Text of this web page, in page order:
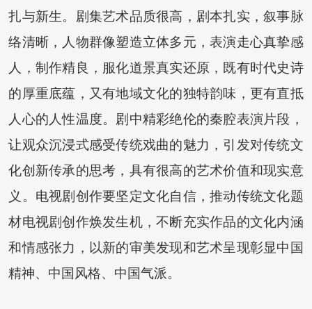
扎与新生。剧集艺术品质很高，剧本扎实，叙事脉
络清晰，人物群像塑造立体多元，表演走心真挚感
人，制作精良，服化道景真实还原，既有时代史诗
的厚重底蕴，又有地域文化的独特韵味，更有直抵
人心的人性温度。剧中精彩绝伦的秦腔表演片段，
让观众沉浸式感受传统戏曲的魅力，引发对传统文
化创新传承的思考，具有很高的艺术价值和现实意
义。电视剧创作要坚定文化自信，推动传统文化题
材电视剧创作焕发生机，不断充实作品的文化内涵
和情感张力，以新的审美发现和艺术呈现彰显中国
精神、中国风格、中国气派。